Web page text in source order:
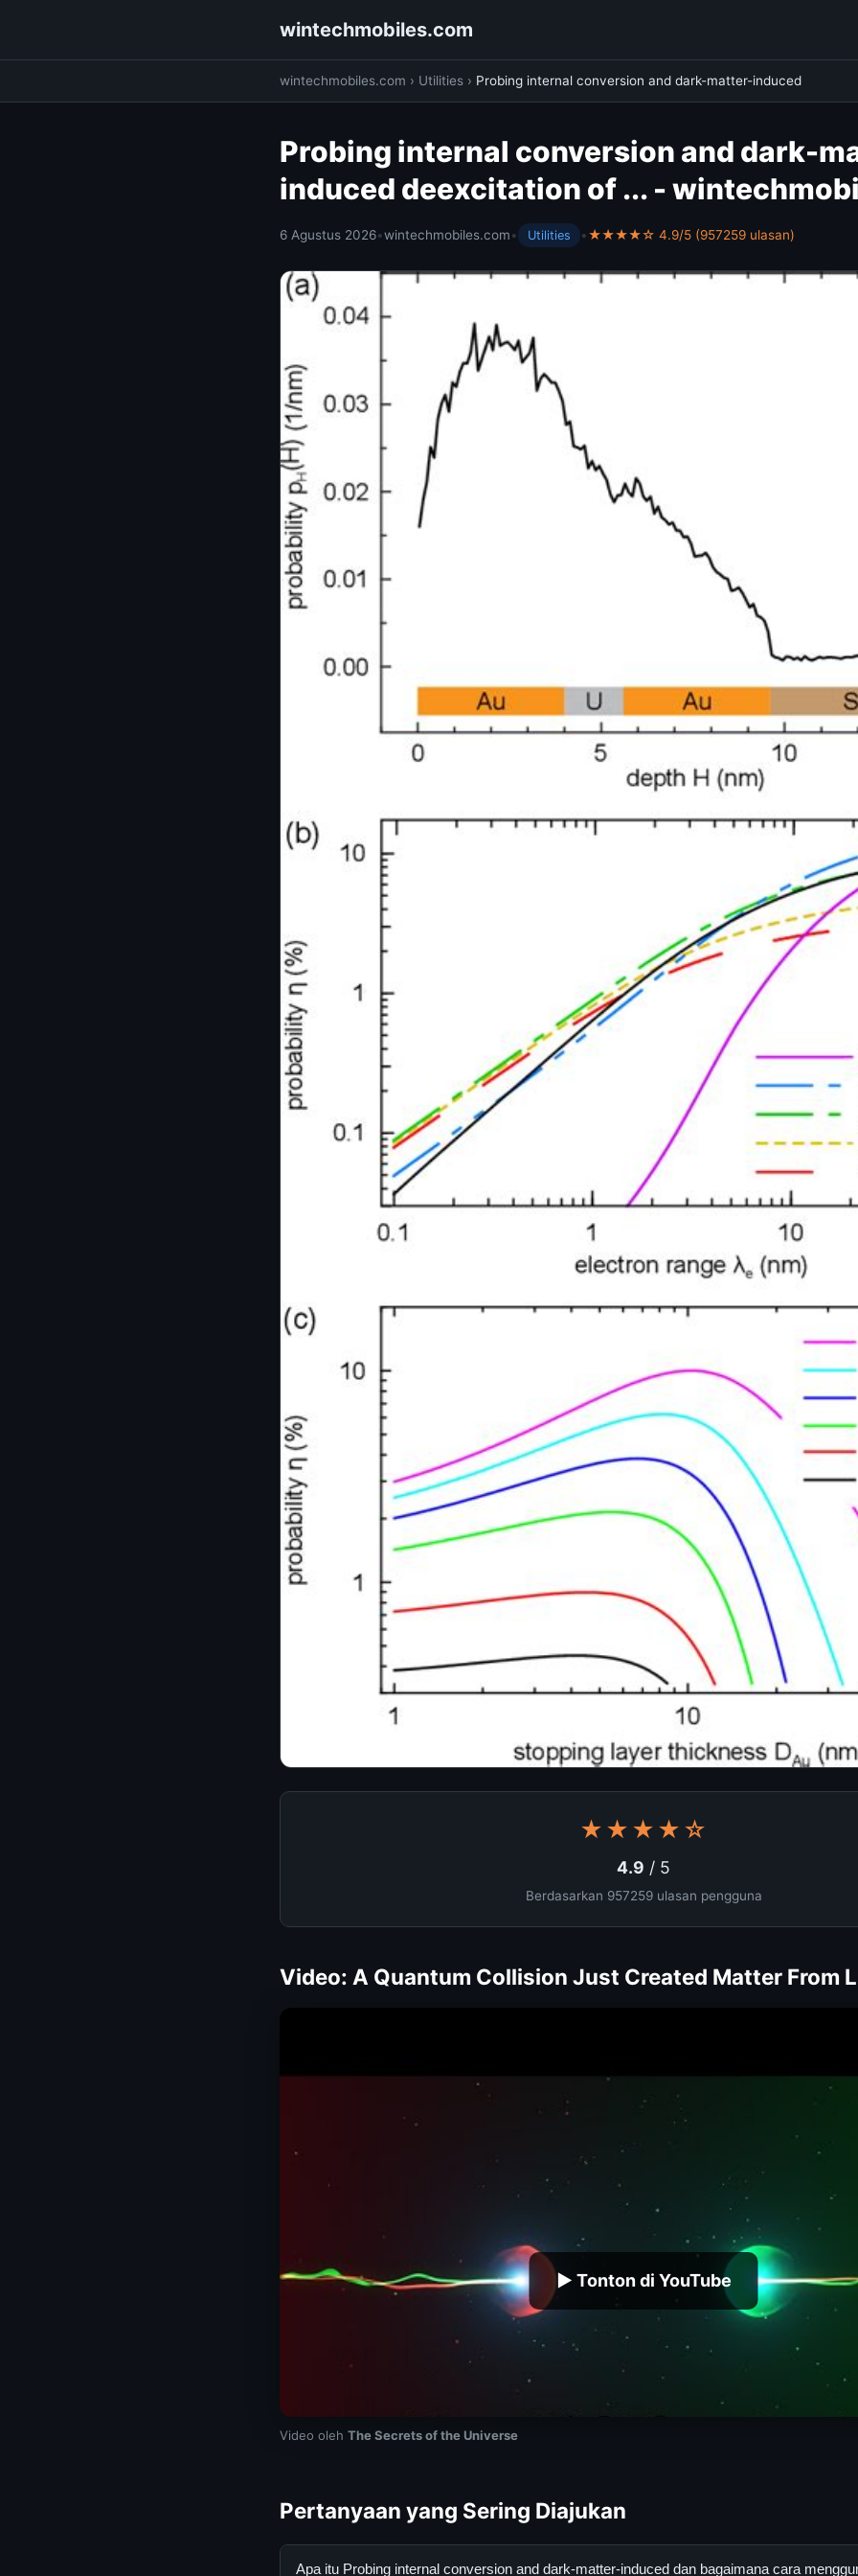
wintechmobiles.com
wintechmobiles.com › Utilities › Probing internal conversion and dark-matter-induced
Probing internal conversion and dark-
induced deexcitation of ... -
6 Agustus 2026•wintechmobiles.com• Utilities •★★★★☆ 4.9/5 (957259 ulasan)
★★★★☆
4.9 / 5
Berdasarkan 957259 ulasan pengguna
Video: A Quantum Collision Just Created Matter From
▶ Tonton di YouTube
Video oleh The Secrets of the Universe
Pertanyaan yang Sering Diajukan
Apa itu Probing internal conversion and dark-matter-induced dan bagaimana cara